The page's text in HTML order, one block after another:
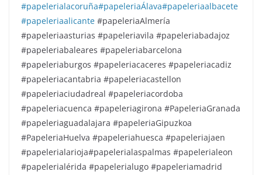
#papelerialacoruña#papeleriaÁlava#papeleriaalbacete
#papeleriaalicante #papeleriaAlmería
#papeleriaasturias #papeleriavila #papeleriabadajoz
#papeleriabaleares #papeleriabarcelona
#papeleriaburgos #papeleriacaceres #papeleriacadiz
#papeleriacantabria #papeleriacastellon
#papeleriaciudadreal #papeleriacordoba
#papeleriacuenca #papeleriagirona #PapeleriaGranada
#papeleriaguadalajara #papeleriaGipuzkoa
#PapeleriaHuelva #papeleriahuesca #papeleriajaen
#papelerialarioja#papelerialaspalmas #papelerialeon
#papelerialérida #papelerialugo #papeleriamadrid